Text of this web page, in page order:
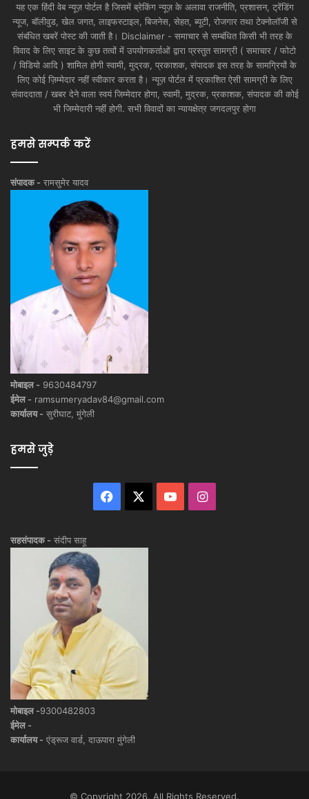
यह एक हिंदी वेब न्यूज़ पोर्टल है जिसमें ब्रेकिंग न्यूज़ के अलावा राजनीति, प्रशासन, ट्रेंडिंग
न्यूज, बॉलीवुड, खेल जगत, लाइफस्टाइल, बिजनेस, सेहत, ब्यूटी, रोजगार तथा टेक्नोलॉजी से
संबंधित खबरें पोस्ट की जाती है। Disclaimer - समाचार से सम्बंधित किसी भी तरह के
विवाद के लिए साइट के कुछ तत्वों में उपयोगकर्ताओं द्वारा प्रस्तुत सामग्री ( समाचार / फोटो
/ विडियो आदि ) शामिल होगी स्वामी, मुद्रक, प्रकाशक, संपादक इस तरह के सामग्रियों के
लिए कोई ज़िम्मेदार नहीं स्वीकार करता है। न्यूज़ पोर्टल में प्रकाशित ऐसी सामग्री के लिए
संवाददाता / खबर देने वाला स्वयं जिम्मेदार होगा, स्वामी, मुद्रक, प्रकाशक, संपादक की कोई
भी जिम्मेदारी नहीं होगी. सभी विवादों का न्यायक्षेत्र जगदलपुर होगा
हमसे सम्पर्क करें
संपादक - रामसुमेर यादव
मोबाइल - 9630484797
ईमेल - ramsumeryadav84@gmail.com
कार्यालय - सुरीघाट, मुंगेली
हमसे जुड़े
Facebook YouTubeInstagram
सहसंपादक - संदीप साहू
मोबाइल -9300482803
ईमेल -
कार्यालय - एंड्रूज वार्ड, दाऊपारा मुंगेली
© Copyright 2026, All Rights Reserved.